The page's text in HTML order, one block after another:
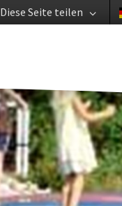
Diese Seite teilen